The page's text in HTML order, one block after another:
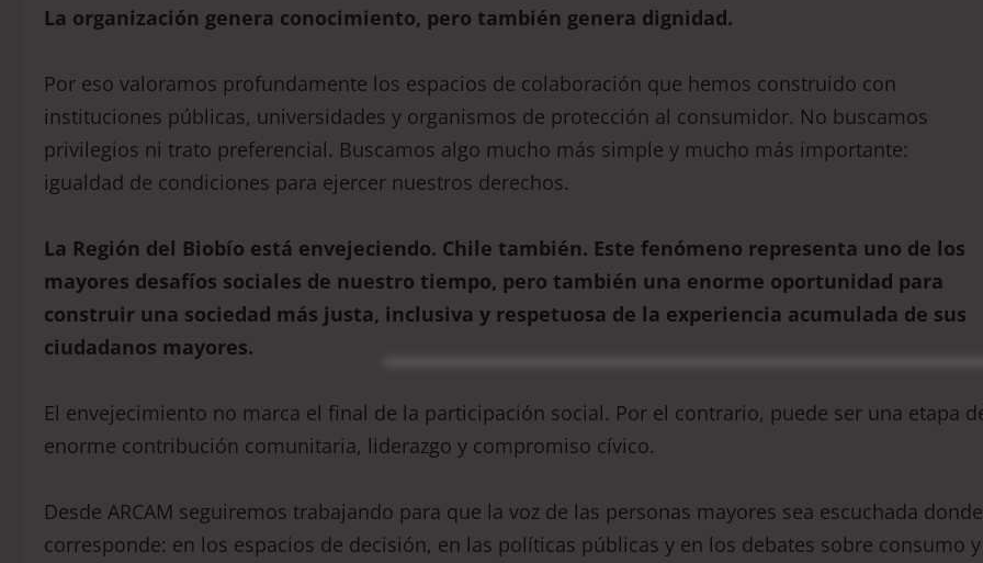
La organización genera conocimiento, pero también genera dignidad.
Por eso valoramos profundamente los espacios de colaboración que hemos construido con
instituciones públicas, universidades y organismos de protección al consumidor. No buscamos
privilegios ni trato preferencial. Buscamos algo mucho más simple y mucho más importante:
igualdad de condiciones para ejercer nuestros derechos.
La Región del Biobío está envejeciendo. Chile también. Este fenómeno representa uno de los
mayores desafíos sociales de nuestro tiempo, pero también una enorme oportunidad para
construir una sociedad más justa, inclusiva y respetuosa de la experiencia acumulada de sus
ciudadanos mayores.
El envejecimiento no marca el final de la participación social. Por el contrario, puede ser una etapa
enorme contribución comunitaria, liderazgo y compromiso cívico.
Desde ARCAM seguiremos trabajando para que la voz de las personas mayores sea escuchada donde
corresponde: en los espacios de decisión, en las políticas públicas y en los debates sobre consumo y